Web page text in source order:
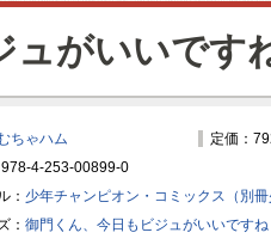
ュがいいです
ちゃハム
定価：
978-4-253-00899-0
： 少年チャンピオン・コミックス（別冊
： 御門くん、今日もビジュがいいですね